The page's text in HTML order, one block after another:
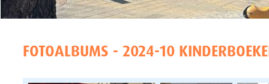
FOTOALBUMS - 2024-10